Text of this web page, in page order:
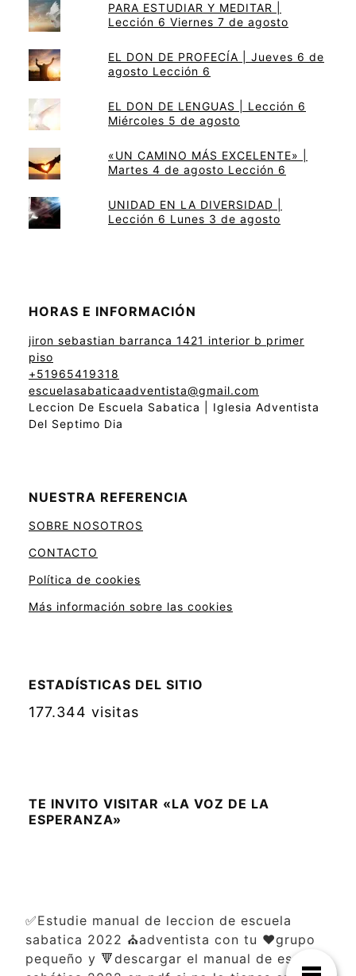
PARA ESTUDIAR Y MEDITAR |
Lección 6 Viernes 7 de agosto
EL DON DE PROFECÍA | Jueves 6 de
agosto Lección 6
EL DON DE LENGUAS | Lección 6
Miércoles 5 de agosto
«UN CAMINO MÁS EXCELENTE» |
Martes 4 de agosto Lección 6
UNIDAD EN LA DIVERSIDAD |
Lección 6 Lunes 3 de agosto
HORAS E INFORMACIÓN
jiron sebastian barranca 1421 interior b primer
piso
+51965419318
escuelasabaticaadventista@gmail.com
Leccion De Escuela Sabatica | Iglesia Adventista
Del Septimo Dia
NUESTRA REFERENCIA
SOBRE NOSOTROS
CONTACTO
Política de cookies
Más información sobre las cookies
ESTADÍSTICAS DEL SITIO
177.344 visitas
TE INVITO VISITAR «LA VOZ DE LA
ESPERANZA»
✅Estudie manual de leccion de escuela
sabatica 2022 ⛪adventista con tu ❤️grupo
pequeño y 🔻descargar el manual de escuela